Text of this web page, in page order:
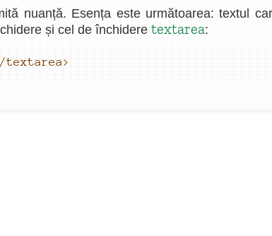
nuanță. Esența este următoarea: textul
și cel de închidere textarea:
textarea>